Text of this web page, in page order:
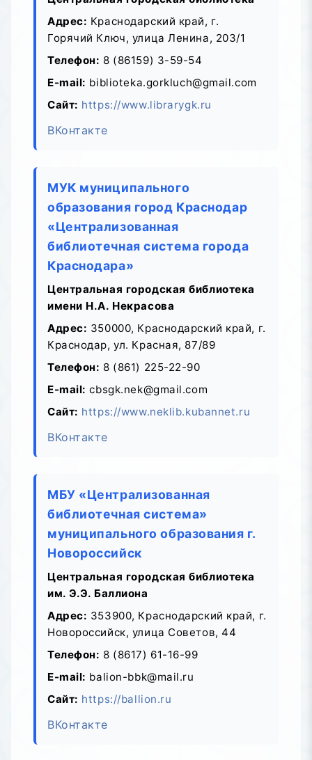
Адрес: Краснодарский край, г.
Горячий Ключ, улица Ленина, 203/1
Телефон: 8 (86159) 3-59-54
E-mail: biblioteka.gorkluch@gmail.com
Сайт: https://www.librarygk.ru
ВКонтакте
МУК муниципального
образования город Краснодар
«Централизованная
библиотечная система города
Краснодара»
Центральная городская библиотека
имени Н.А. Некрасова
Адрес: 350000, Краснодарский край, г.
Краснодар, ул. Красная, 87/89
Телефон: 8 (861) 225-22-90
E-mail: cbsgk.nek@gmail.com
Сайт: https://www.neklib.kubannet.ru
ВКонтакте
МБУ «Централизованная
библиотечная система»
муниципального образования г.
Новороссийск
Центральная городская библиотека
им. Э.Э. Баллиона
Адрес: 353900, Краснодарский край, г.
Новороссийск, улица Советов, 44
Телефон: 8 (8617) 61-16-99
E-mail: balion-bbk@mail.ru
Сайт: https://ballion.ru
ВКонтакте